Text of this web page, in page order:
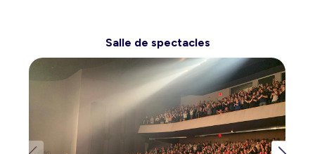
Salle de spectacles